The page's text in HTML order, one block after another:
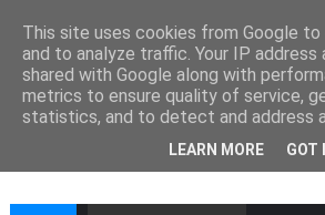
This site uses cookies from Google
and to analyze traffic. Your IP address
shared with Google along with
metrics to ensure quality of service,
statistics, and to detect and address
LEARN MORE GOT